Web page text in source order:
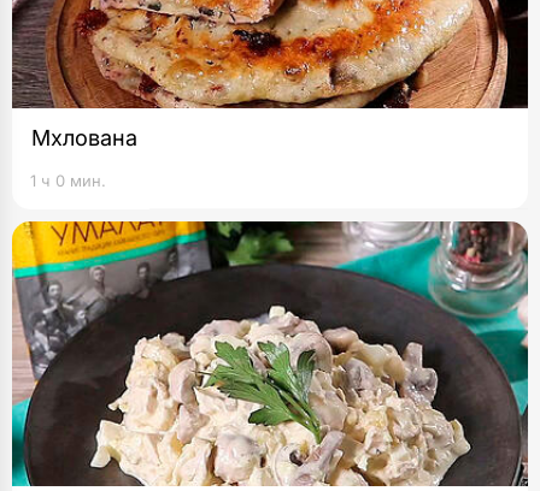
Мхлована
1 ч 0 мин.